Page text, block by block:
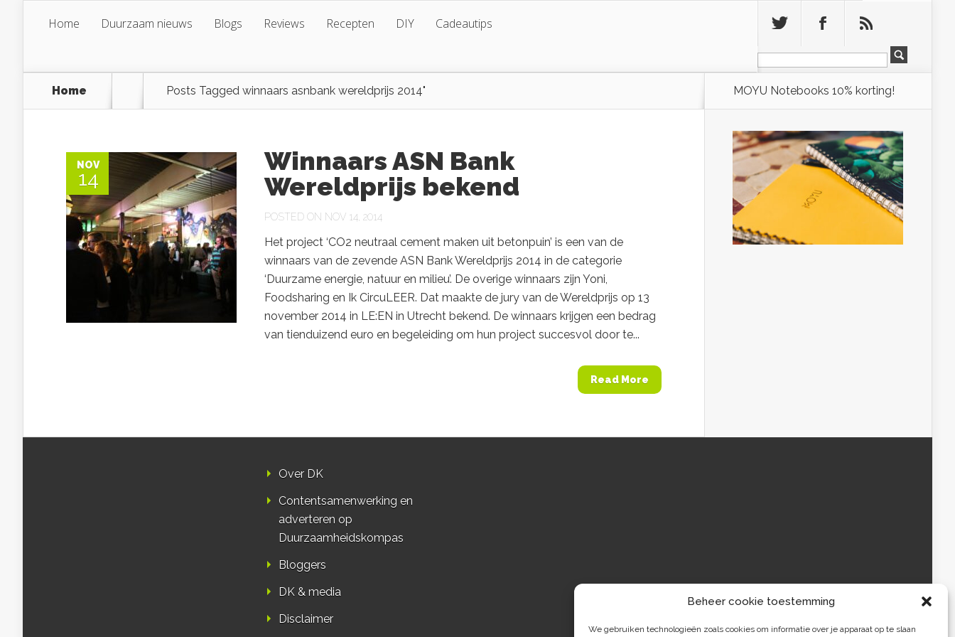
Beheer cookie toestemming
We gebruiken technologieën zoals cookies om informatie over je apparaat op te slaan
Home Duurzaam nieuws Blogs Reviews Recepten DIY Cadeautips
Home Posts Tagged winnaars asnbank wereldprijs 2014"
NOV
14
Winnaars ASN Bank
Wereldprijs bekend
POSTED ON NOV 14, 2014
Het project ‘CO2 neutraal cement maken uit betonpuin’ is een van de
winnaars van de zevende ASN Bank Wereldprijs 2014 in de categorie
‘Duurzame energie, natuur en milieu’. De overige winnaars zijn Yoni,
Foodsharing en Ik CircuLEER. Dat maakte de jury van de Wereldprijs op 13
november 2014 in LE:EN in Utrecht bekend. De winnaars krijgen een bedrag
van tienduizend euro en begeleiding om hun project succesvol door te...
Read More
MOYU Notebooks 10% korting!
Over DK
Contentsamenwerking en
adverteren op
Duurzaamheidskompas
Bloggers
DK & media
Disclaimer